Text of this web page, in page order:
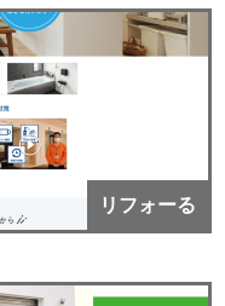
リフォーる